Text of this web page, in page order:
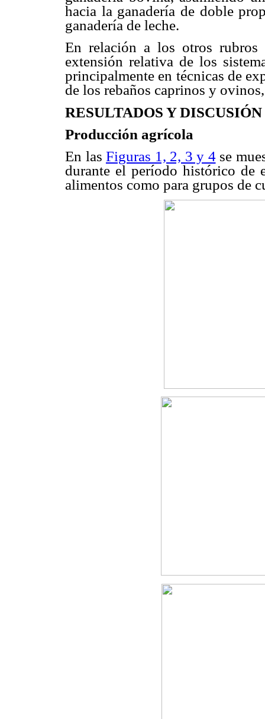
hacia la ganadería de doble
ganadería de leche.
En relación a los otros rubros
extensión relativa de los
principalmente en técnicas de
de los rebaños caprinos y
RESULTADOS Y DISCUSIÓN
Producción agrícola
En las Figuras 1, 2, 3 y 4se
durante el período histórico de
alimentos como para grupos de